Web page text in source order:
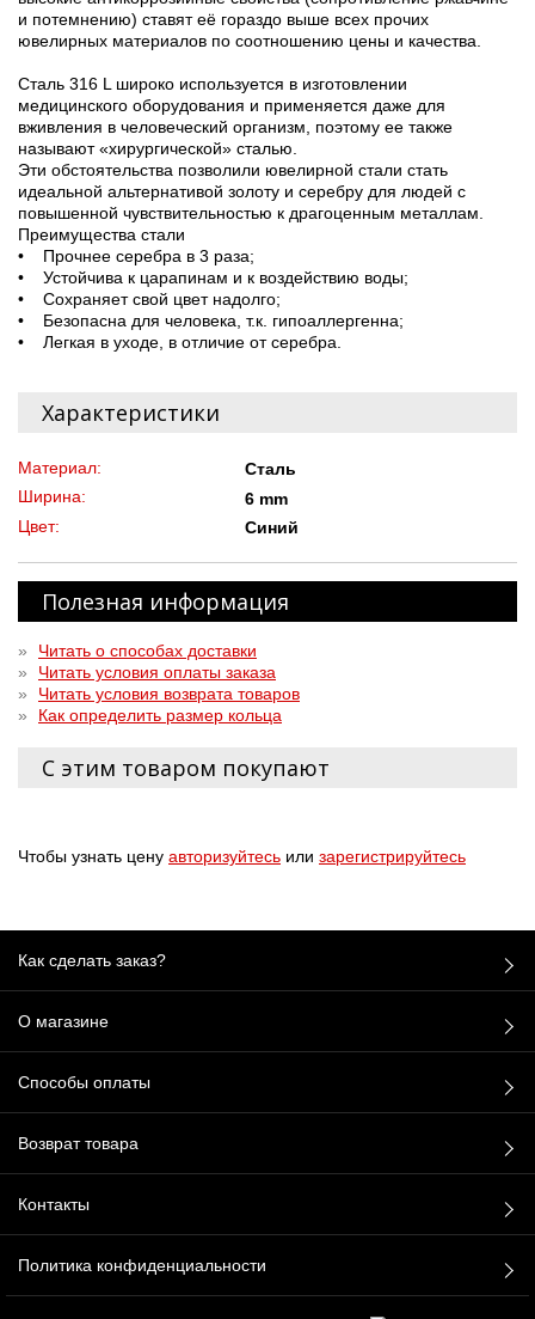
и потемнению) ставят её гораздо выше всех прочих
ювелирных материалов по соотношению цены и качества.
Сталь 316 L широко используется в изготовлении
медицинского оборудования и применяется даже для
вживления в человеческий организм, поэтому ее также
называют «хирургической» сталью.
Эти обстоятельства позволили ювелирной стали стать
идеальной альтернативой золоту и серебру для людей с
повышенной чувствительностью к драгоценным металлам.
Преимущества стали
• Прочнее серебра в 3 раза;
• Устойчива к царапинам и к воздействию воды;
• Сохраняет свой цвет надолго;
• Безопасна для человека, т.к. гипоаллергенна;
• Легкая в уходе, в отличие от серебра.
Характеристики
Материал:
Сталь
Ширина:
6 mm
Цвет:
Синий
Полезная информация
»
Читать о способах доставки
»
Читать условия оплаты заказа
»
Читать условия возврата товаров
»
Как определить размер кольца
С этим товаром покупают
Чтобы узнать цену авторизуйтесь или зарегистрируйтесь
Как сделать заказ?
О магазине
Способы оплаты
Возврат товара
Контакты
Политика конфиденциальности